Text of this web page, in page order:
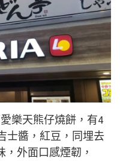
樂天熊仔燒餅，有4
士醬，紅豆，同埋去
外面口感煙韌，